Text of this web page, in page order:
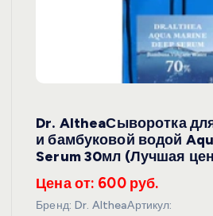
Dr. AltheaСыворотка
и бамбуковой водой
Serum 30мл (Лучшая
Цена от: 600 руб.
Бренд: Dr. AltheaАртикул: